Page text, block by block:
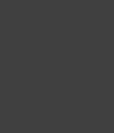
Daten